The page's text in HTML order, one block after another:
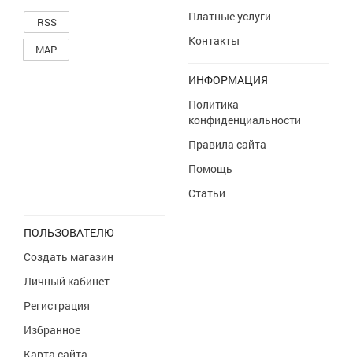
RSS
MAP
Платные услуги
Контакты
ИНФОРМАЦИЯ
Политика
конфиденциальности
Правила сайта
Помощь
Статьи
ПОЛЬЗОВАТЕЛЮ
Создать магазин
Личный кабинет
Регистрация
Избранное
Карта сайта